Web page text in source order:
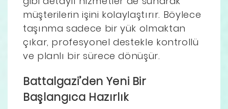
müşterilerin işini kolaylaştırır. Böylece
taşınma sadece bir yük olmaktan
çıkar, profesyonel destekle kontrollü
ve planlı bir sürece dönüşür.
Battalgazi’den Yeni Bir
Başlangıca Hazırlık